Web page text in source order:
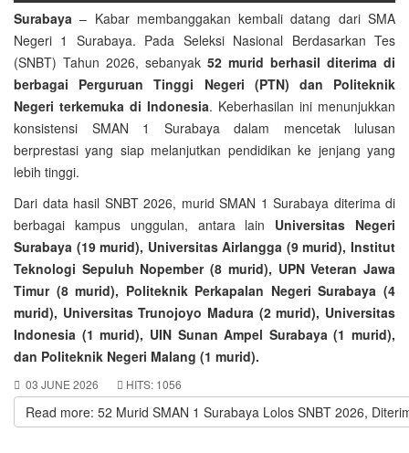
Surabaya – Kabar membanggakan kembali datang dari SMA
Negeri 1 Surabaya. Pada Seleksi Nasional Berdasarkan Tes
(SNBT) Tahun 2026, sebanyak 52 murid berhasil diterima di
berbagai Perguruan Tinggi Negeri (PTN) dan Politeknik
Negeri terkemuka di Indonesia. Keberhasilan ini menunjukkan
konsistensi SMAN 1 Surabaya dalam mencetak lulusan
berprestasi yang siap melanjutkan pendidikan ke jenjang yang
lebih tinggi.
Dari data hasil SNBT 2026, murid SMAN 1 Surabaya diterima di
berbagai kampus unggulan, antara lain Universitas Negeri
Surabaya (19 murid), Universitas Airlangga (9 murid), Institut
Teknologi Sepuluh Nopember (8 murid), UPN Veteran Jawa
Timur (8 murid), Politeknik Perkapalan Negeri Surabaya (4
murid), Universitas Trunojoyo Madura (2 murid), Universitas
Indonesia (1 murid), UIN Sunan Ampel Surabaya (1 murid),
dan Politeknik Negeri Malang (1 murid).
03 JUNE 2026 HITS: 1056
Read more: 52 Murid SMAN 1 Surabaya Lolos SNBT 2026,